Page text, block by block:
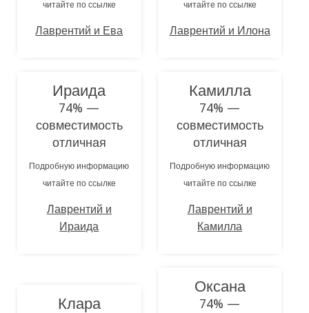
читайте по ссылке
Лаврентий и Ева
читайте по ссылке
Лаврентий и Илона
Ираида
74% —
совместимость
отличная
Подробную информацию
читайте по ссылке
Лаврентий и
Ираида
Камилла
74% —
совместимость
отличная
Подробную информацию
читайте по ссылке
Лаврентий и
Камилла
Клара
Оксана
74% —